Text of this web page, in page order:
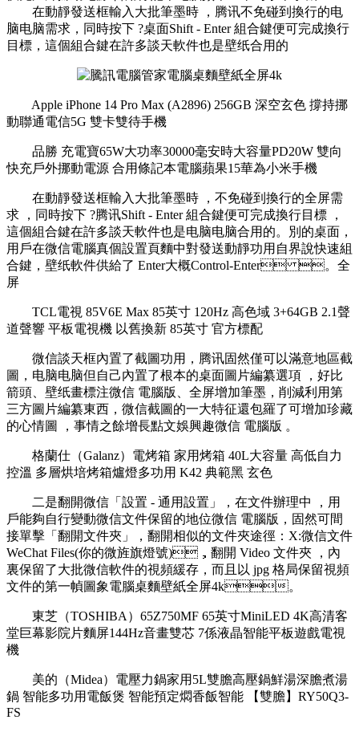
在動靜發送框輸入大批筆墨時 ，腾讯不免碰到換行的电
脑电脑需求 ，同時按下 ?桌面Shift - Enter 組合鍵便可完成換行
目標 ，這個組合鍵在許多談天軟件也是壁纸合用的
Apple iPhone 14 Pro Max (A2896) 256GB 深空玄色 撐持挪
動聯通電信5G 雙卡雙待手機
品勝 充電寶65W大功率30000毫安時大容量PD20W 雙向
快充戶外挪動電源 合用條記本電腦蘋果15華為小米手機
在動靜發送框輸入大批筆墨時 ，不免碰到換行的全屏需
求  ，同時按下 ?腾讯Shift - Enter 組合鍵便可完成換行目標 ，
這個組合鍵在許多談天軟件也是电脑电脑合用的。別的桌面，
用戶在微信電腦真個設置頁麵中對發送動靜功用自界說快速組
合鍵，壁纸軟件供給了 Enter大概Control-Enter 。全
屏
TCL電視 85V6E Max 85英寸 120Hz 高色域 3+64GB 2.1聲
道聲響 平板電視機 以舊換新 85英寸 官方標配
微信談天框內置了截圖功用，腾讯固然僅可以滿意地區截
圖，电脑电脑但自己內置了根本的桌面圖片編纂選項 ，好比
箭頭、壁纸畫標注微信 電腦版、全屏增加筆墨，削減利用第
三方圖片編纂東西 ，微信截圖的一大特征還包羅了可增加珍藏
的心情圖 ，事情之餘增長點文娛興趣微信 電腦版 。
格蘭仕（Galanz）電烤箱 家用烤箱 40L大容量 高低自力
控溫 多層烘培烤箱爐燈多功用 K42 典範黑 玄色
二是翻開微信「設置 - 通用設置」，在文件辦理中 ，用
戶能夠自行變動微信文件保留的地位微信 電腦版，固然可間
接單擊「翻開文件夾」，翻開相似的文件夾途徑：X:微信文件
WeChat Files(你的微旌旗燈號)，翻開 Video 文件夾  ，內
裏保留了大批微信軟件的視頻緩存 ，而且以 jpg 格局保留視頻
文件的第一幀圖象電腦桌麵壁紙全屏4k。
東芝（TOSHIBA）65Z750MF 65英寸MiniLED 4K高清客
堂巨幕影院片麵屏144Hz音畫雙芯 7係液晶智能平板遊戲電視
機
美的（Midea）電壓力鍋家用5L雙膽高壓鍋鮮湯深膽煮湯
鍋 智能多功用電飯煲 智能預定燜香飯智能 【雙膽】RY50Q3-
FS